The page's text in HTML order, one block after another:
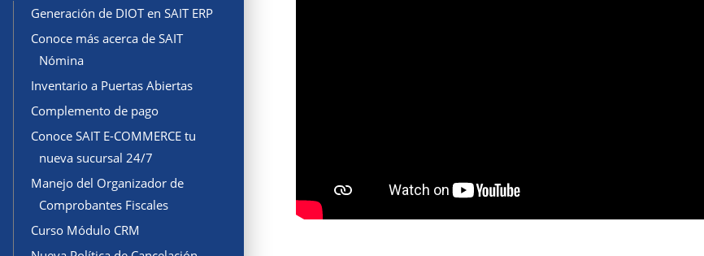
Generación de DIOT en SAIT ERP
Conoce más acerca de SAIT
Nómina
Inventario a Puertas Abiertas
Complemento de pago
Conoce SAIT E-COMMERCE tu
nueva sucursal 24/7
Manejo del Organizador de
Comprobantes Fiscales
Curso Módulo CRM